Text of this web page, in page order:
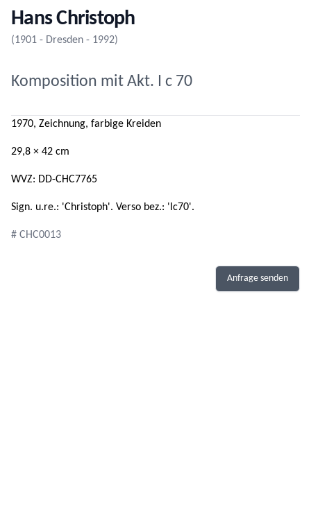
Hans Christoph
(1901 - Dresden - 1992)
Komposition mit Akt. I c 70
1970, Zeichnung, farbige Kreiden
29,8 × 42 cm
WVZ: DD-CHC7765
Sign. u.re.: 'Christoph'. Verso bez.: 'Ic70'.
# CHC0013
Anfrage senden